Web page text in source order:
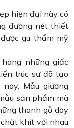
hiện đại này có
đường nét thiết
gu thẩm mỹ
những giấc
trúc sư đã tạo
Mẫu giường
sản phẩm mà
thanh gỗ dày
khít với nhau